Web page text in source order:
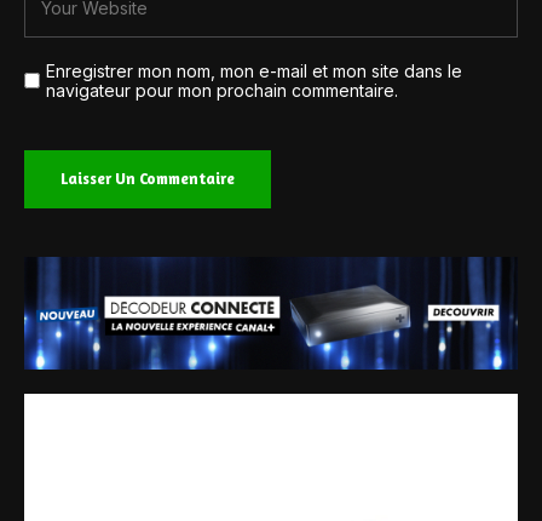
Enregistrer mon nom, mon e-mail et mon site dans le
navigateur pour mon prochain commentaire.